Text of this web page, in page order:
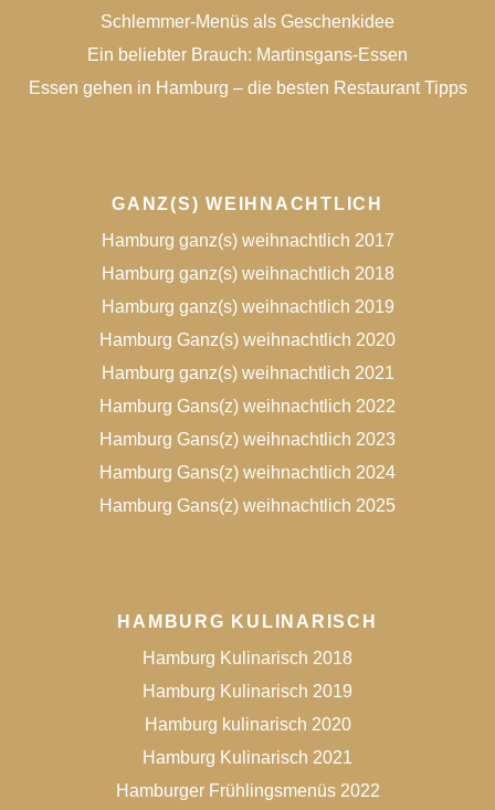
Schlemmer-Menüs als Geschenkidee
Ein beliebter Brauch: Martinsgans-Essen
Essen gehen in Hamburg – die besten Restaurant Tipps
GANZ(S) WEIHNACHTLICH
Hamburg ganz(s) weihnachtlich 2017
Hamburg ganz(s) weihnachtlich 2018
Hamburg ganz(s) weihnachtlich 2019
Hamburg Ganz(s) weihnachtlich 2020
Hamburg ganz(s) weihnachtlich 2021
Hamburg Gans(z) weihnachtlich 2022
Hamburg Gans(z) weihnachtlich 2023
Hamburg Gans(z) weihnachtlich 2024
Hamburg Gans(z) weihnachtlich 2025
HAMBURG KULINARISCH
Hamburg Kulinarisch 2018
Hamburg Kulinarisch 2019
Hamburg kulinarisch 2020
Hamburg Kulinarisch 2021
Hamburger Frühlingsmenüs 2022